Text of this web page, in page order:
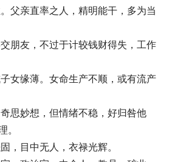
父亲直率之人，精明能干，多为当
朋友，不过于计较钱财得失，工作
女缘薄。女命生产不顺，或有流产
思妙想，但情绪不稳，好归咎他
。
，目中无人，衣禄光辉。